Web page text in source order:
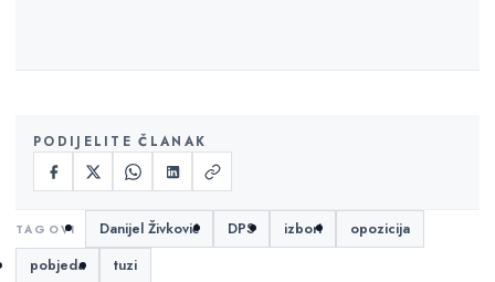
PODIJELITE ČLANAK
Danijel Živković DPS izbori
opozicija
pobjeda
tuzi